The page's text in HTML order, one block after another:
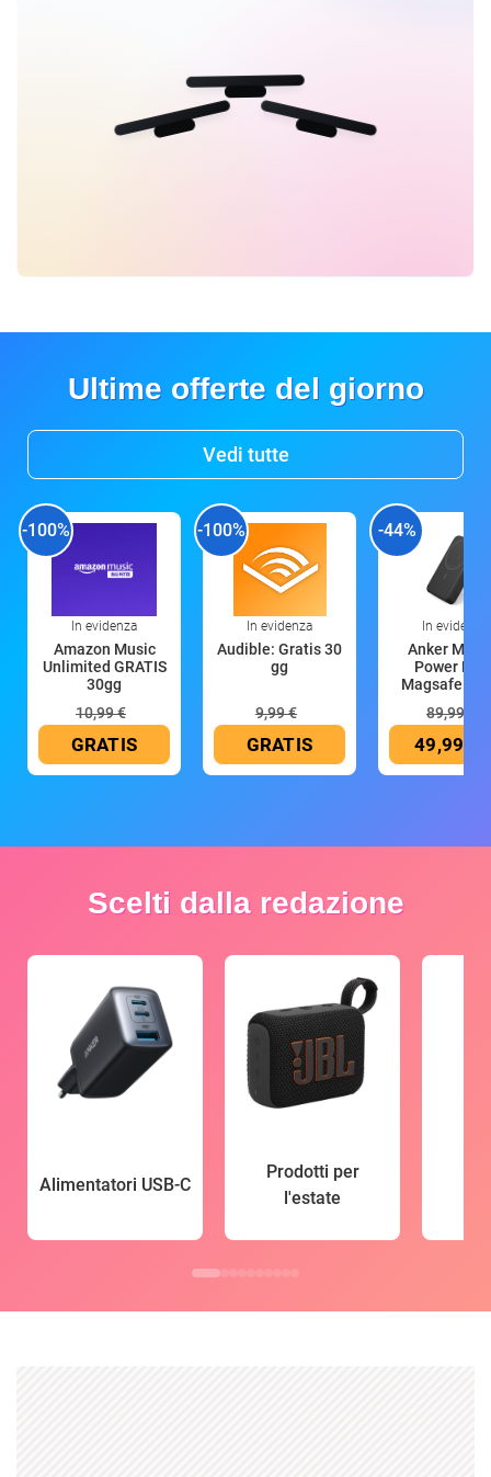
Ultime offerte del giorno
Vedi tutte
-100%
In evidenza
Amazon Music
Unlimited GRATIS
30gg
10,99 €
GRATIS
-100%
In evidenza
Audible: Gratis 30
gg
9,99 €
GRATIS
-44%
In evidenza
Anker
Power
Magsafe
89,99 €
49,99 €
Scelti dalla redazione
Alimentatori USB-C
Prodotti per
l'estate